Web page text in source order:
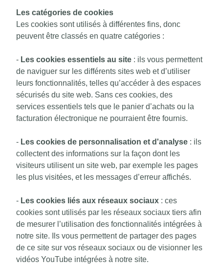
Les catégories de cookies
Les cookies sont utilisés à différentes fins, donc
peuvent être classés en quatre catégories :
- Les cookies essentiels au site : ils vous permettent
de naviguer sur les différents sites web et d’utiliser
leurs fonctionnalités, telles qu’accéder à des espaces
sécurisés du site web. Sans ces cookies, des
services essentiels tels que le panier d’achats ou la
facturation électronique ne pourraient être fournis.
- Les cookies de personnalisation et d'analyse : ils
collectent des informations sur la façon dont les
visiteurs utilisent un site web, par exemple les pages
les plus visitées, et les messages d’erreur affichés.
- Les cookies liés aux réseaux sociaux : ces
cookies sont utilisés par les réseaux sociaux tiers afin
de mesurer l’utilisation des fonctionnalités intégrées à
notre site. Ils vous permettent de partager des pages
de ce site sur vos réseaux sociaux ou de visionner les
vidéos YouTube intégrées à notre site.